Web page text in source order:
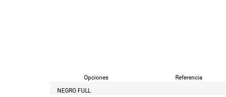
Opciones
Referencia
NEGRO FULL